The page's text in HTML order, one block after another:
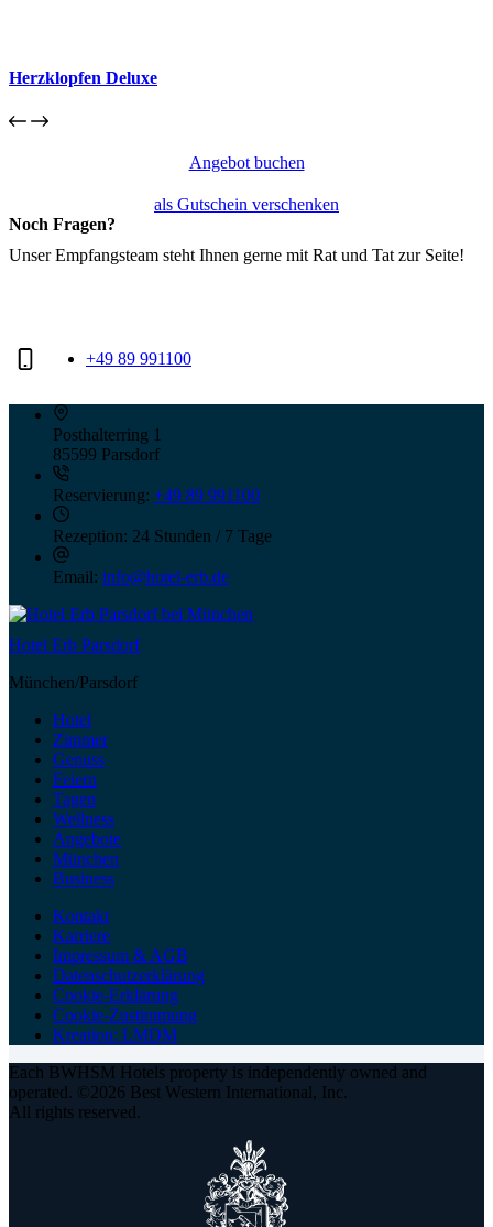
Herzklopfen Deluxe
Angebot buchen
als Gutschein verschenken
Noch Fragen?
Unser Empfangsteam steht Ihnen gerne mit Rat und Tat zur Seite!
+49 89 991100
Posthalterring 1
85599 Parsdorf
Reservierung: +49 89 991100
Rezeption: 24 Stunden / 7 Tage
Email: info@hotel-erb.de
Hotel Erb Parsdorf
München/Parsdorf
Hotel
Zimmer
Genuss
Feiern
Tagen
Wellness
Angebote
München
Business
Kontakt
Karriere
Impressum & AGB
Datenschutzerklärung
Cookie-Erklärung
Cookie-Zustimmung
Kreation: LMDM
Each BWHSM Hotels property is independently owned and
operated. ©2026 Best Western International, Inc.
All rights reserved.